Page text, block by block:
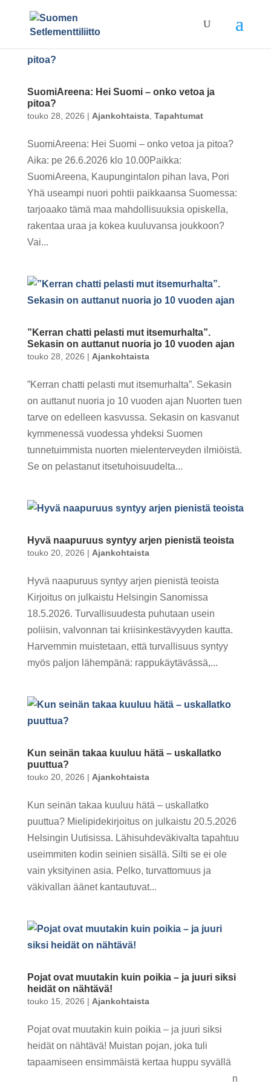
SuomiAreena: Hei Suomi – onko vetoa ja
pitoa?
touko 28, 2026 | Ajankohtaista, Tapahtumat
SuomiAreena: Hei Suomi – onko vetoa ja pitoa?
Aika: pe 26.6.2026 klo 10.00Paikka:
SuomiAreena, Kaupungintalon pihan lava, Pori
Yhä useampi nuori pohtii paikkaansa Suomessa:
tarjoaako tämä maa mahdollisuuksia opiskella,
rakentaa uraa ja kokea kuuluvansa joukkoon?
Vai...
”Kerran chatti pelasti mut itsemurhalta”.
Sekasin on auttanut nuoria jo 10 vuoden ajan
touko 28, 2026 | Ajankohtaista
”Kerran chatti pelasti mut itsemurhalta”. Sekasin
on auttanut nuoria jo 10 vuoden ajan Nuorten tuen
tarve on edelleen kasvussa. Sekasin on kasvanut
kymmenessä vuodessa yhdeksi Suomen
tunnetuimmista nuorten mielenterveyden ilmiöistä.
Se on pelastanut itsetuhoisuudelta...
Hyvä naapuruus syntyy arjen pienistä teoista
touko 20, 2026 | Ajankohtaista
Hyvä naapuruus syntyy arjen pienistä teoista
Kirjoitus on julkaistu Helsingin Sanomissa
18.5.2026. Turvallisuudesta puhutaan usein
poliisin, valvonnan tai kriisinkestävyyden kautta.
Harvemmin muistetaan, että turvallisuus syntyy
myös paljon lähempänä: rappukäytävässä,...
Kun seinän takaa kuuluu hätä – uskallatko
puuttua?
touko 20, 2026 | Ajankohtaista
Kun seinän takaa kuuluu hätä – uskallatko
puuttua? Mielipidekirjoitus on julkaistu 20.5.2026
Helsingin Uutisissa. Lähisuhdeväkivalta tapahtuu
useimmiten kodin seinien sisällä. Silti se ei ole
vain yksityinen asia. Pelko, turvattomuus ja
väkivallan äänet kantautuvat...
Pojat ovat muutakin kuin poikia – ja juuri siksi
heidät on nähtävä!
touko 15, 2026 | Ajankohtaista
Pojat ovat muutakin kuin poikia – ja juuri siksi
heidät on nähtävä! Muistan pojan, joka tuli
tapaamiseen ensimmäistä kertaa huppu syvällä
päässä, katse lattiaan painuneena. Ensimmäisen